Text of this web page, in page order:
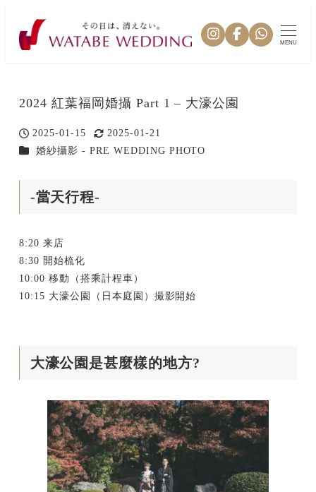
MENU
2024 紅葉福岡婚攝 Part 1 – 大濠公園
投稿日
2025-01-15
更新日
2025-01-21
カテゴリー
婚紗攝影 - PRE WEDDING PHOTO
-當天行程-
8:20 来店
8:30 開始梳化
10:00 移動（搭乘計程車）
10:15 大濠公園（日本庭園）撮影開始
大濠公園是甚麼樣的地方?